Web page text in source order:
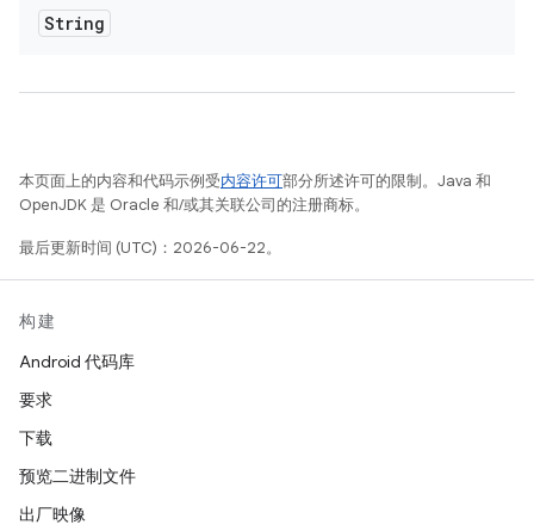
String
本页面上的内容和代码示例受内容许可部分所述许可的限制。Java 和
OpenJDK 是 Oracle 和/或其关联公司的注册商标。
最后更新时间 (UTC)：2026-06-22。
构建
Android 代码库
要求
下载
预览二进制文件
出厂映像